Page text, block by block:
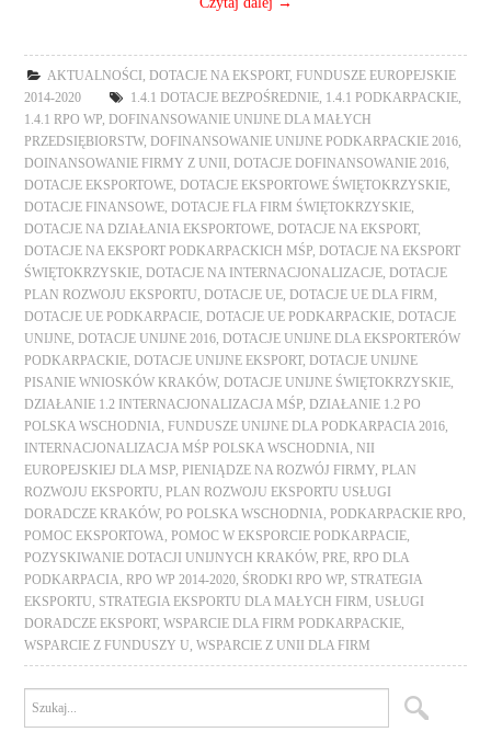
AKTUALNOŚCI ,DOTACJE NA EKSPORT, FUNDUSZE EUROPEJSKIE
2014-2020
1.4.1 DOTACJE BEZPOŚREDNIE, 1.4.1 PODKARPACKIE,
1.4.1 RPO WP,DOFINANSOWANIE UNIJNE DLA MAŁYCH
PRZEDSIĘBIORSTW,DOFINANSOWANIE UNIJNE PODKARPACKIE 2016,
DOINANSOWANIE FIRMY Z UNII ,DOTACJE DOFINANSOWANIE 2016,
DOTACJE EKSPORTOWE,DOTACJE EKSPORTOWE ŚWIĘTOKRZYSKIE,
DOTACJE FINANSOWE,DOTACJE FLA FIRM ŚWIĘTOKRZYSKIE,
DOTACJE NA DZIAŁANIA EKSPORTOWE,DOTACJE NA EKSPORT,
DOTACJE NA EKSPORT PODKARPACKICH MŚP,DOTACJE NA EKSPORT
ŚWIĘTOKRZYSKIE,DOTACJE NA INTERNACJONALIZACJE,DOTACJE
PLAN ROZWOJU EKSPORTU,DOTACJE UE,DOTACJE UE DLA FIRM,
DOTACJE UE PODKARPACIE,DOTACJE UE PODKARPACKIE,DOTACJE
UNIJNE,DOTACJE UNIJNE 2016,DOTACJE UNIJNE DLA EKSPORTERÓW
PODKARPACKIE,DOTACJE UNIJNE EKSPORT,DOTACJE UNIJNE
PISANIE WNIOSKÓW KRAKÓW,DOTACJE UNIJNE ŚWIĘTOKRZYSKIE,
DZIAŁANIE 1.2 INTERNACJONALIZACJA MŚP,DZIAŁANIE 1.2 PO
POLSKA WSCHODNIA, FUNDUSZE UNIJNE DLA PODKARPACIA 2016,
INTERNACJONALIZACJA MŚP POLSKA WSCHODNIA,NII
EUROPEJSKIEJ DLA MSP, PIENIĄDZE NA ROZWÓJ FIRMY, PLAN
ROZWOJU EKSPORTU, PLAN ROZWOJU EKSPORTU USŁUGI
DORADCZE KRAKÓW, PO POLSKA WSCHODNIA, PODKARPACKIE RPO,
POMOC EKSPORTOWA, POMOC W EKSPORCIE PODKARPACIE,
POZYSKIWANIE DOTACJI UNIJNYCH KRAKÓW, PRE, RPO DLA
PODKARPACIA, RPO WP 2014-2020, ŚRODKI RPO WP, STRATEGIA
EKSPORTU, STRATEGIA EKSPORTU DLA MAŁYCH FIRM, USŁUGI
DORADCZE EKSPORT, WSPARCIE DLA FIRM PODKARPACKIE,
WSPARCIE Z FUNDUSZY U, WSPARCIE Z UNII DLA FIRM